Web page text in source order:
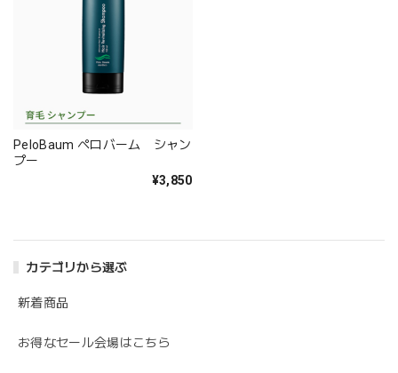
カテゴリから選ぶ
新着商品
お得なセール会場はこちら
PeloBaum ペロバーム シャン
プー
¥3,850